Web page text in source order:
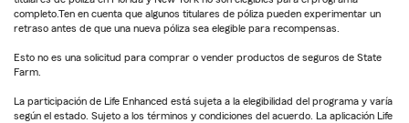
completo.Ten en cuenta que algunos titulares de póliza pueden experimentar un
retraso antes de que una nueva póliza sea elegible para recompensas.
Esto no es una solicitud para comprar o vender productos de seguros de State
Farm.
La participación de Life Enhanced está sujeta a la elegibilidad del programa y varía
según el estado. Sujeto a los términos y condiciones del acuerdo. La aplicación Life